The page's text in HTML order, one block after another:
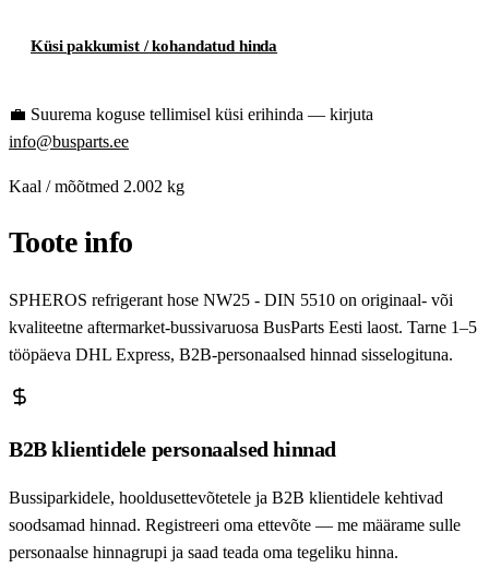
Küsi pakkumist / kohandatud hinda
💼 Suurema koguse tellimisel küsi erihinda — kirjuta
info@busparts.ee
Kaal / mõõtmed 2.002 kg
Toote info
SPHEROS refrigerant hose NW25 - DIN 5510 on originaal- või
kvaliteetne aftermarket-bussivaruosa BusParts Eesti laost. Tarne 1–5
tööpäeva DHL Express, B2B-personaalsed hinnad sisselogituna.
B2B klientidele personaalsed hinnad
Bussiparkidele, hooldusettevõtetele ja B2B klientidele kehtivad
soodsamad hinnad. Registreeri oma ettevõte — me määrame sulle
personaalse hinnagrupi ja saad teada oma tegeliku hinna.